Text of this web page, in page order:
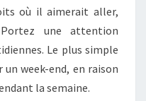
où il aimerait aller,
une attention
Le plus simple
un week-end, en raison
la semaine.